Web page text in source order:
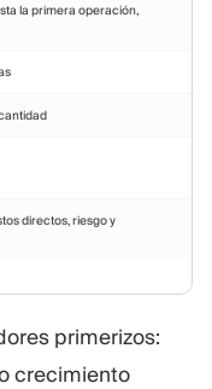
la primera operación,
directos, riesgo y
primerizos:
crecimiento